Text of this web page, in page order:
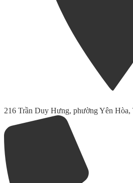
216 Trần Duy Hưng, phường Yên